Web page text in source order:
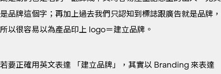
是品牌這個字；再加上過去我們只認知到標誌跟廣告就是品牌，
所以很容易以為產品印上 logo＝建立品牌。
若要正確用英文表達 「建立品牌」，其實以 Branding 來表達